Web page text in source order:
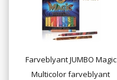
Farveblyant JUMBO Magic
Multicolor farveblyant